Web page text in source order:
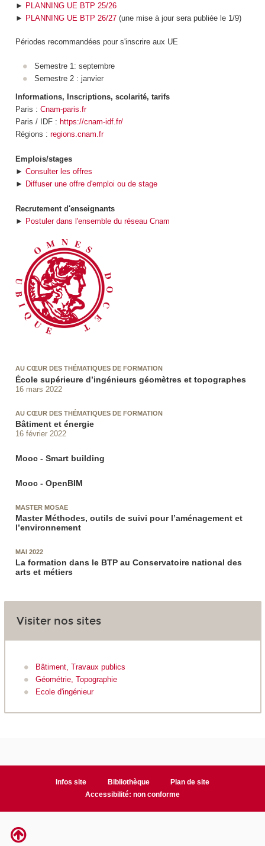
► PLANNING UE BTP 25/26
► PLANNING UE BTP 26/27(une mise à jour sera publiée le 1/9)
Périodes recommandées pour s'inscrire aux UE
Semestre 1: septembre
Semestre 2 : janvier
Informations, Inscriptions, scolarité, tarifs
Paris : Cnam-paris.fr
Paris / IDF : https://cnam-idf.fr/
Régions : regions.cnam.fr
Emplois/stages
► Consulter les offres
► Diffuser une offre d'emploi ou de stage
Recrutement d'enseignants
► Postuler dans l'ensemble du réseau Cnam
AU CŒUR DES THÉMATIQUES DE FORMATION
École supérieure d’ingénieurs géomètres et topographes
16 mars 2022
AU CŒUR DES THÉMATIQUES DE FORMATION
Bâtiment et énergie
16 février 2022
Mooc - Smart building
Mooc - OpenBIM
MASTER MOSAE
Master Méthodes, outils de suivi pour l’aménagement et
l’environnement
MAI 2022
La formation dans le BTP au Conservatoire national des
arts et métiers
Visiter nos sites
Bâtiment, Travaux publics
Géométrie, Topographie
Ecole d'ingénieur
Infos site Bibliothèque
Plan de site
Accessibilité: non conforme